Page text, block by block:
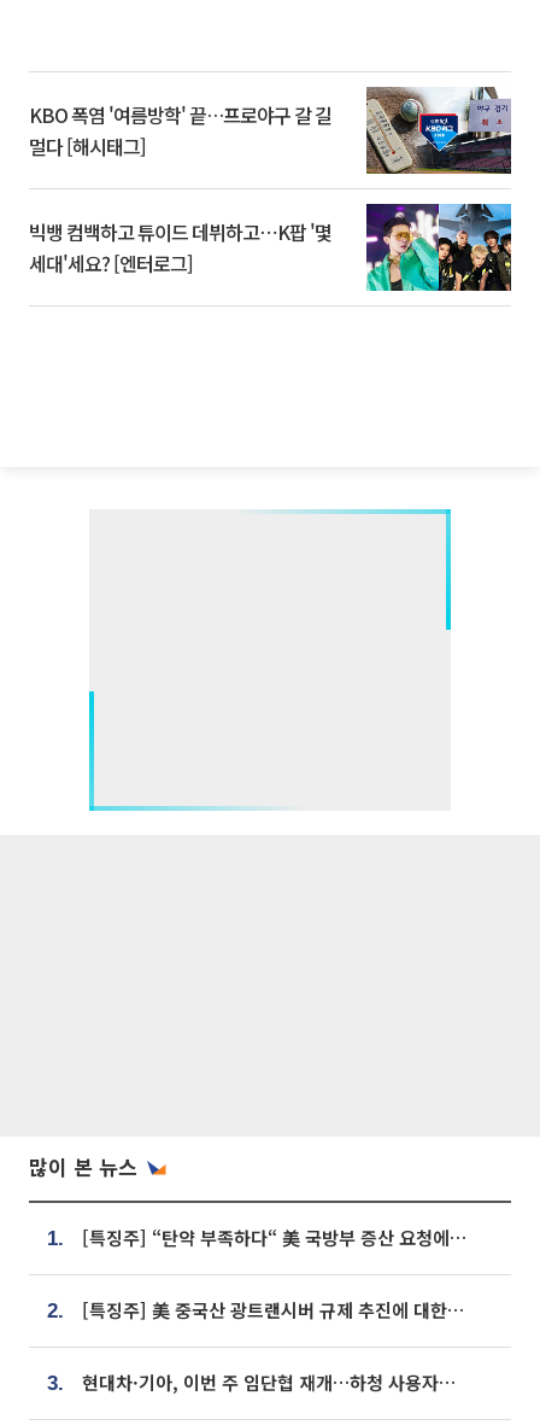
KBO 폭염 '여름방학' 끝…프로야구 갈 길
멀다 [해시태그]
빅뱅 컴백하고 튜이드 데뷔하고⋯K팝 '몇
세대'세요? [엔터로그]
많이 본 뉴스
1. [특징주] “탄약 부족하다“ 美 국방부 증산 요청에⋯국내 방산주 급등세
2. [특징주] 美 중국산 광트랜시버 규제 추진에 대한광통신 등 광통신株 강세
3. 현대차·기아, 이번 주 임단협 재개…하청 사용자성 재심도 ‘변수’